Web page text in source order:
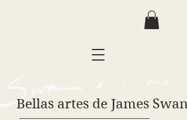
Bellas artes de James